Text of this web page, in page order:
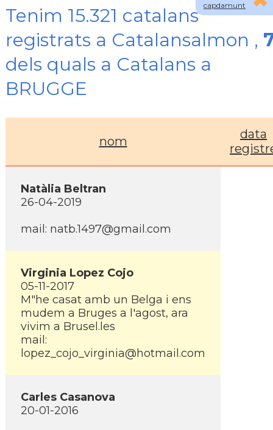
capdamunt
Tenim 15.321 catalans
registrats a Catalansalmon ,
dels quals a Catalans a
BRUGGE
nom
data
Natàlia Beltran
26-04-2019
mail: natb.1497@gmail.com
Virginia Lopez Cojo
05-11-2017
M"he casat amb un Belga i ens
mudem a Bruges a l'agost, ara
vivim a Brusel.les
mail:
lopez_cojo_virginia@hotmail.com
Carles Casanova
20-01-2016